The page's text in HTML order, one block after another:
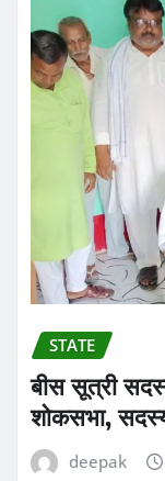
STATE
बीस सूत्री
शोकसभा,
deepak